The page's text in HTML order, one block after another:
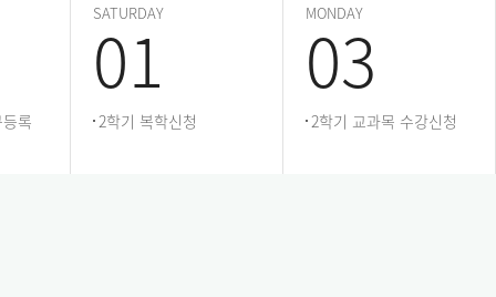
록
SATURDAY
01
2학기 복학신청
MONDAY
03
2학기 교과목 수강신청